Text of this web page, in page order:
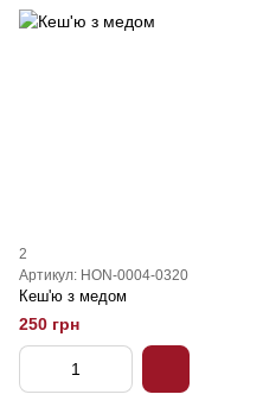
2
Артикул: HON-0004-0320
Кеш'ю з медом
250 грн